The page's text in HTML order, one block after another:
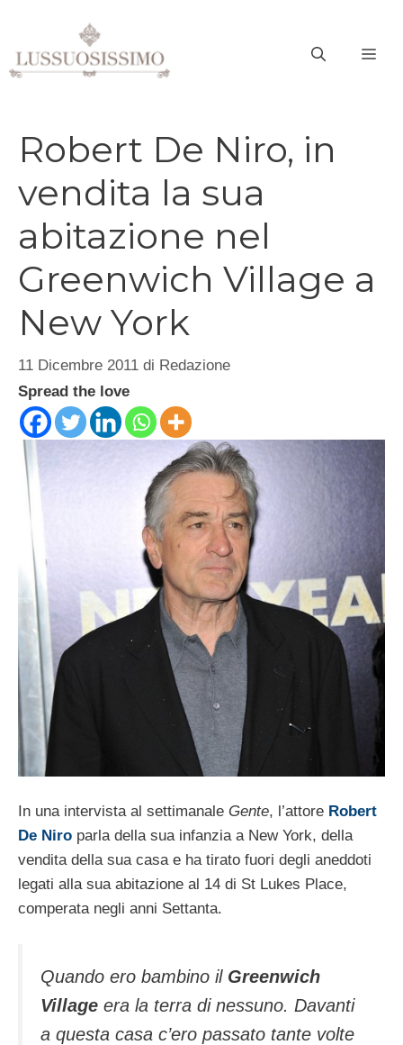
contenuto
Robert De Niro, in
vendita la sua
abitazione nel
Greenwich Village a
New York
11 Dicembre 2011 di Redazione
Spread the love
In una intervista al settimanale Gente, l’attore Robert
De Niro parla della sua infanzia a New York, della
vendita della sua casa e ha tirato fuori degli aneddoti
legati alla sua abitazione al 14 di St Lukes Place,
comperata negli anni Settanta.
Quando ero bambino il Greenwich
Village era la terra di nessuno. Davanti
a questa casa c’ero passato tante volte